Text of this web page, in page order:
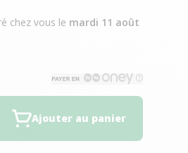
chez vous le mardi 11 août
Ajouter au panier